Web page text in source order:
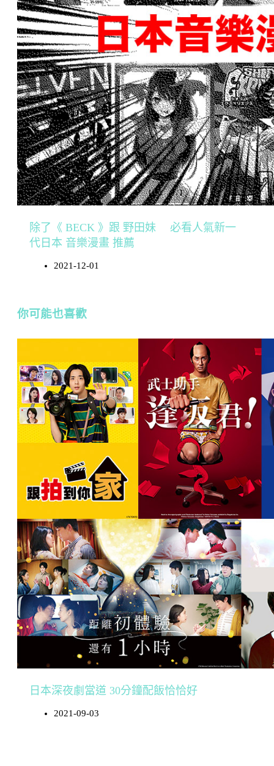
除了《 BECK 》跟 野田妹 必看人氣新一
代日本 音樂漫畫 推薦
2021-12-01
你可能也喜歡
日本深夜劇當道 30分鐘配飯恰恰好
2021-09-03